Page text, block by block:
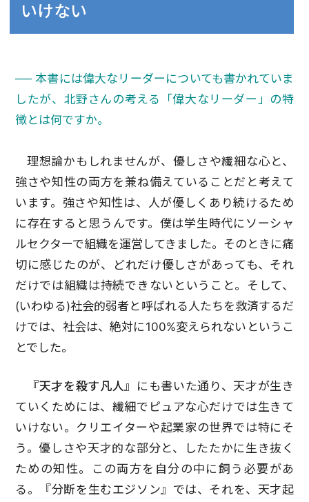
いけない
── 本書には偉大なリーダーについても書かれていま
したが、北野さんの考える「偉大なリーダー」の特
徴とは何ですか。
理想論かもしれませんが、優しさや繊細な心と、
強さや知性の両方を兼ね備えていることだと考えて
います。強さや知性は、人が優しくあり続けるため
に存在すると思うんです。僕は学生時代にソーシャ
ルセクターで組織を運営してきました。そのときに痛
切に感じたのが、どれだけ優しさがあっても、それ
だけでは組織は持続できないということ。そして、
(いわゆる)社会的弱者と呼ばれる人たちを救済するだ
けでは、社会は、絶対に100%変えられないというこ
とでした。
『天才を殺す凡人』 にも書いた通り、天才が生き
ていくためには、繊細でピュアな心だけでは生きて
いけない。クリエイターや起業家の世界では特にそ
う。優しさや天才的な部分と、したたかに生き抜く
ための知性。この両方を自分の中に飼う必要があ
る。『分断を生むエジソン』では、それを、天才起